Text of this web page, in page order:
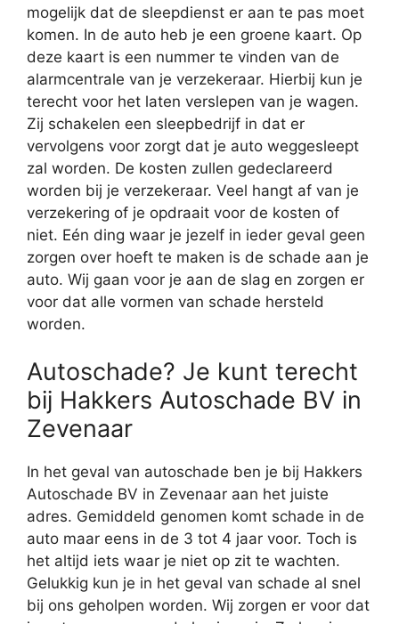
mogelijk dat de sleepdienst er aan te pas moet
komen. In de auto heb je een groene kaart. Op
deze kaart is een nummer te vinden van de
alarmcentrale van je verzekeraar. Hierbij kun je
terecht voor het laten verslepen van je wagen.
Zij schakelen een sleepbedrijf in dat er
vervolgens voor zorgt dat je auto weggesleept
zal worden. De kosten zullen gedeclareerd
worden bij je verzekeraar. Veel hangt af van je
verzekering of je opdraait voor de kosten of
niet. Eén ding waar je jezelf in ieder geval geen
zorgen over hoeft te maken is de schade aan je
auto. Wij gaan voor je aan de slag en zorgen er
voor dat alle vormen van schade hersteld
worden.
Autoschade? Je kunt terecht
bij Hakkers Autoschade BV in
Zevenaar
In het geval van autoschade ben je bij Hakkers
Autoschade BV in Zevenaar aan het juiste
adres. Gemiddeld genomen komt schade in de
auto maar eens in de 3 tot 4 jaar voor. Toch is
het altijd iets waar je niet op zit te wachten.
Gelukkig kun je in het geval van schade al snel
bij ons geholpen worden. Wij zorgen er voor dat